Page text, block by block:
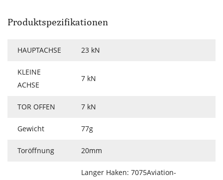
Produktspezifikationen
HAUPTACHSE 23 kN
KLEINE
ACHSE
7 kN
TOR OFFEN 7 kN
Gewicht 77g
Toröffnung 20mm
Langer Haken: 7075Aviation-